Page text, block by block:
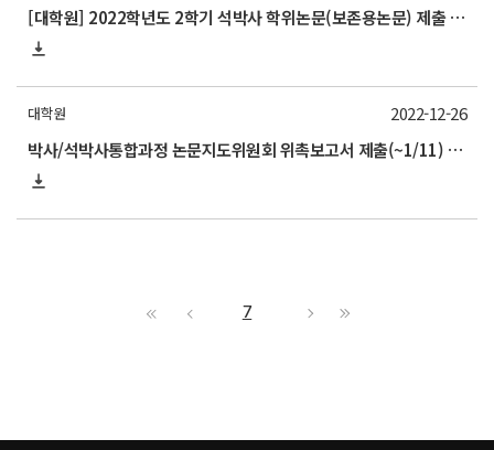
[대학원] 2022학년도 2학기 석박사 학위논문(보존용논문) 제출 안내 (~2/6)
대학원
박사/석박사통합과정 논문지도위원회 위촉보고서 제출(~1/11) 및 개최 관련 안내
2022-12-26
7